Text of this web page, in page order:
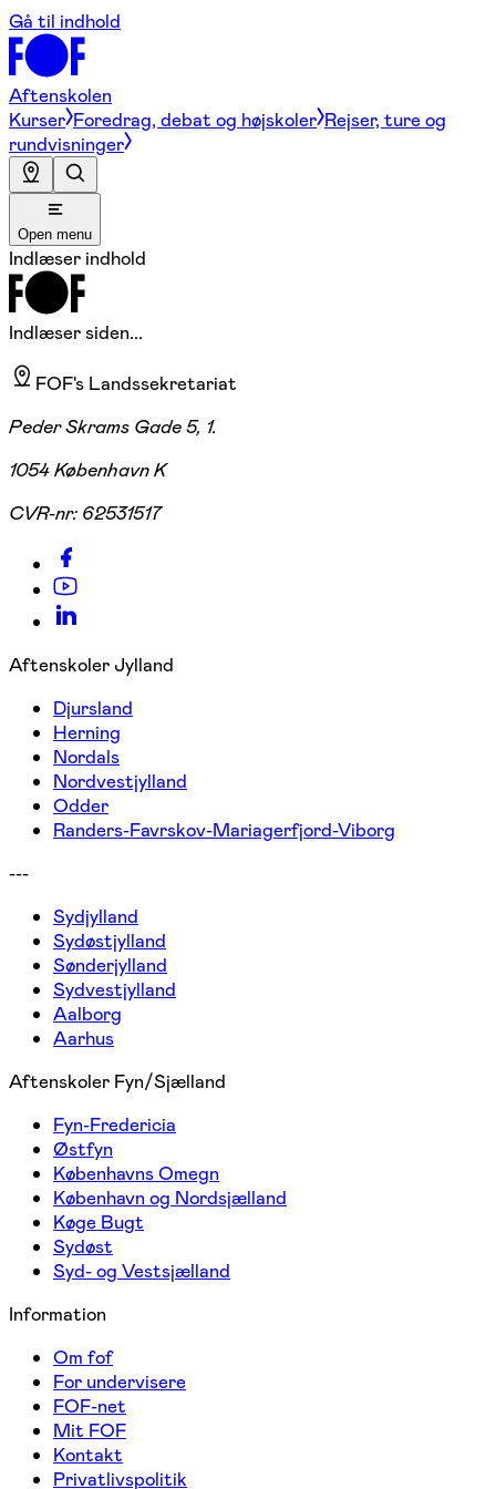
Gå til indhold
Aftenskolen
Kurser Foredrag, debat og højskoler Rejser, ture og
rundvisninger
Open menu
Indlæser indhold
Indlæser siden...
FOF's Landssekretariat
Peder Skrams Gade 5, 1.
1054 København K
CVR-nr: 62531517
Aftenskoler Jylland
Djursland
Herning
Nordals
Nordvestjylland
Odder
Randers-Favrskov-Mariagerfjord-Viborg
---
Sydjylland
Sydøstjylland
Sønderjylland
Sydvestjylland
Aalborg
Aarhus
Aftenskoler Fyn/Sjælland
Fyn-Fredericia
Østfyn
Københavns Omegn
København og Nordsjælland
Køge Bugt
Sydøst
Syd- og Vestsjælland
Information
Om fof
For undervisere
FOF-net
Mit FOF
Kontakt
Privatlivspolitik